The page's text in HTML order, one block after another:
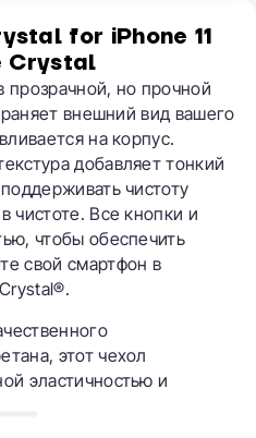
for iPhone 11
Crystal
прозрачной, но прочной
внешний вид вашего
на корпус.
добавляет тонкий
чистоту
чистоте. Все кнопки и
чтобы обеспечить
свой смартфон в
этот чехол
эластичностью и